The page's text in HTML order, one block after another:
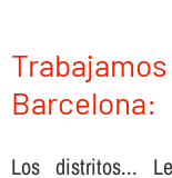
Barcelona:
Los distritos...